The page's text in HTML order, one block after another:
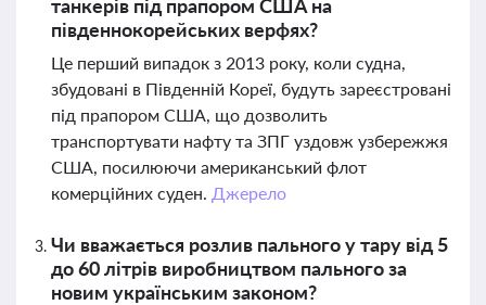
танкерів під прапором США на
південнокорейських верфях?
Це перший випадок з 2013 року, коли судна,
збудовані в Південній Кореї, будуть зареєстровані
під прапором США, що дозволить
транспортувати нафту та ЗПГ уздовж узбережжя
США, посилюючи американський флот
комерційних суден. Джерело
Чи вважається розлив пального у тару від 5
до 60 літрів виробництвом пального за
новим українським законом?